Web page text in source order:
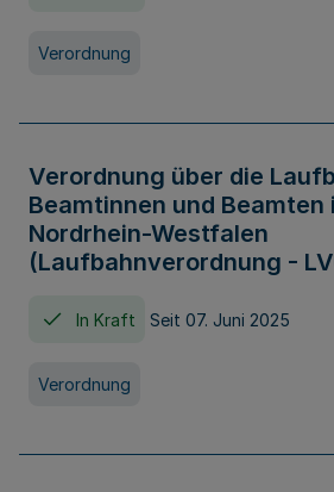
Verordnung
Verordnung über die
Beamtinnen und Beamten
Nordrhein-Westfalen
(Laufbahnverordnung -
In Kraft Seit 07. Juni 2025
Verordnung